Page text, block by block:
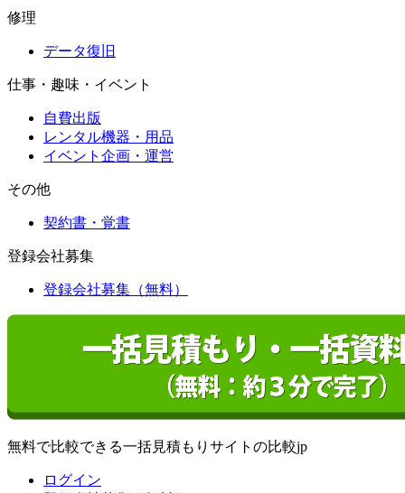
修理
データ復旧
仕事・趣味・イベント
自費出版
レンタル機器・用品
イベント企画・運営
その他
契約書・覚書
登録会社募集
登録会社募集（無料）
無料で比較できる一括見積もりサイトの比較jp
ログイン